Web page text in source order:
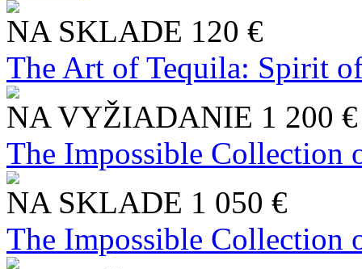
NA SKLADE 120 €
The Art of Tequila: Spirit
NA VYŽIADANIE 1 200 €
The Impossible Collection
NA SKLADE 1 050 €
The Impossible Collection